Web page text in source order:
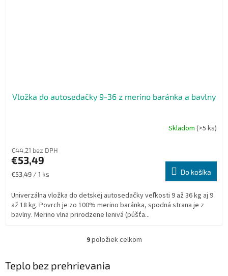
Vložka do autosedačky 9-36 z merino baránka a bavlny
Skladom (>5 ks)
€44,21 bez DPH
€53,49
Jednotková
€53,49 / 1 ks Do košíka
Univerzálna vložka do detskej autosedačky veľkosti 9 až 36 kg aj 9
až 18 kg. Povrch je zo 100% merino baránka, spodná strana je z
bavlny. Merino vlna prirodzene lenivá (púšťa...
O
9položiek celkom
Teplo bez prehrievania